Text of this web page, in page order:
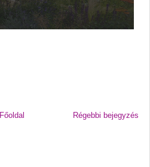
Régebbi bejegyzés
Főoldal